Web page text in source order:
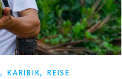
,KARIBIK,REISE